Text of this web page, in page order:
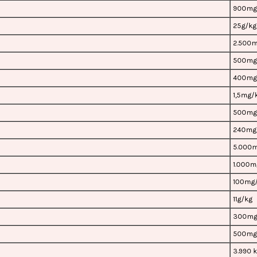
25g/kg
1,5mg/
11g/kg
3.990